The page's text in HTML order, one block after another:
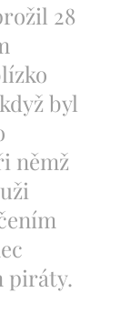
28
byl
němž
piráty.